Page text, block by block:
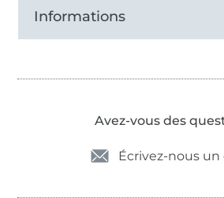
Informations
Avez-vous des
Écrivez-nous un